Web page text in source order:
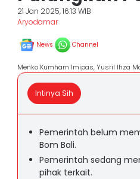
21 Jan 2025, 16:13 WIB
Aryodamar
News Channel
Menko Kumham Imipas, Yusril Ihza
Intinya Sih
Pemerintah belum
Bom Bali.
Pemerintah sedang
pihak terkait.